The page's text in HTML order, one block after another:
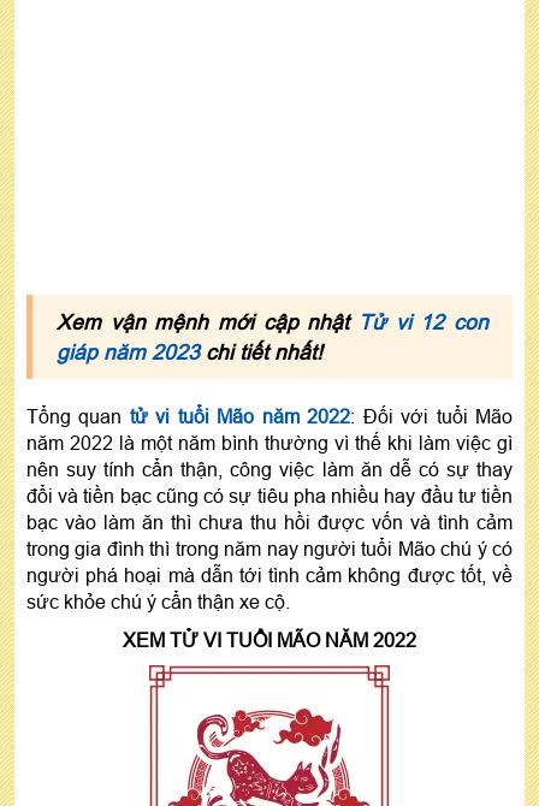
Xem vận mệnh mới cập nhật Tử vi 12 con
giáp năm 2023chi tiết nhất!
Tổng quan tử vi tuổi Mão năm 2022: Đối với tuổi Mão
năm 2022 là một năm bình thường vì thế khi làm việc gì
nên suy tính cẩn thận, công việc làm ăn dễ có sự thay
đổi và tiền bạc cũng có sự tiêu pha nhiều hay đầu tư tiền
bạc vào làm ăn thì chưa thu hồi được vốn và tình cảm
trong gia đình thì trong năm nay người tuổi Mão chú ý có
người phá hoại mà dẫn tới tình cảm không được tốt, về
sức khỏe chú ý cẩn thận xe cộ.
XEM TỬ VI TUỔI MÃO NĂM 2022